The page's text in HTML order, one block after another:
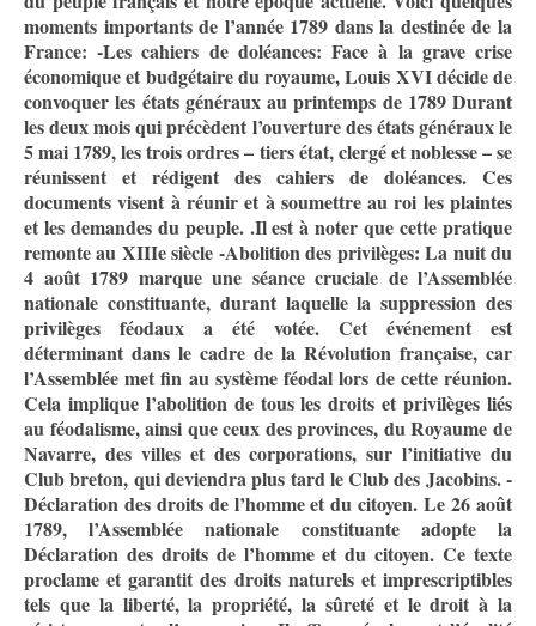
moments importants de l’année 1789 dans la destinée de la
France: -Les cahiers de doléances: Face à la grave crise
économique et budgétaire du royaume, Louis XVI décide de
convoquer les états généraux au printemps de 1789 Durant
les deux mois qui précèdent l’ouverture des états généraux le
5 mai 1789, les trois ordres – tiers état, clergé et noblesse – se
réunissent et rédigent des cahiers de doléances. Ces
documents visent à réunir et à soumettre au roi les plaintes
et les demandes du peuple. .Il est à noter que cette pratique
remonte au XIIIe siècle -Abolition des privilèges: La nuit du
4 août 1789 marque une séance cruciale de l’Assemblée
nationale constituante, durant laquelle la suppression des
privilèges féodaux a été votée. Cet événement est
déterminant dans le cadre de la Révolution française, car
l’Assemblée met fin au système féodal lors de cette réunion.
Cela implique l’abolition de tous les droits et privilèges liés
au féodalisme, ainsi que ceux des provinces, du Royaume de
Navarre, des villes et des corporations, sur l’initiative du
Club breton, qui deviendra plus tard le Club des Jacobins. -
Déclaration des droits de l’homme et du citoyen. Le 26 août
1789, l’Assemblée nationale constituante adopte la
Déclaration des droits de l’homme et du citoyen. Ce texte
proclame et garantit des droits naturels et imprescriptibles
tels que la liberté, la propriété, la sûreté et le droit à la